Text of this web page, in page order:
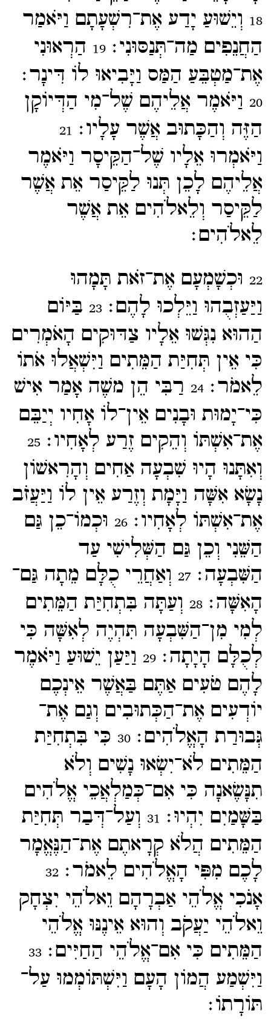
18 וְיֵשׁוּעַ יָדַע אֶת־​רִשְׁעָתָם וַיֹּאמַר
הַחֲנֵפִים מַה־​תְּנַסּוּנִי׃19 הַרְאוּנִי
אֶת־​מַטְבֵּעַ הַמַּס וַיָּבִיאוּ לוֹ דִּינָר׃
20 וַיֹּאמֶר אֲלֵיהֶם שֶׁל־​מִי הַדְּיוֹקָן
הַזֶּה וְהַכָּתוּב אֲשֶׁר עָלָיו׃ 21
וַיֹּאמְרוּ אֵלָיו שֶׁל־​הַקֵּיסָר וַיֹּאמֶר
אֲלֵיהֶם לָכֵן תְּנוּ לַקֵּיסַר אֵת אֲשֶׁר
לַקֵּיסַר וְלֵאלֹהִים אֵת אֲשֶׁר
לֵאלֹהִים׃
22 וּכְשָׁמְעָם אֶת־​זֹאת תָּמָהוּ
וַיַּעַזְבֻהוּ וַיֵּלְכוּ לָהֶם׃23 בַּיּוֹם
הַהוּא נִגְּשׁוּ אֵלָיו צַדּוּקִים הָאֹמְרִים
כִּי אֵין תְּחִיַּת הַמֵּתִים וַיִּשְׁאֲלוּ אֹתוֹ
לֵאמֹר׃24 רַבִּי הֵן משֶׁה אָמַר אִישׁ
כִּי־​יָמוּת וּבָנִים אֵין־​לוֹ אָחִיו יְיַבֵּם
אֶת־​אִשְׁתּוֹ וְהֵקִים זֶרַע לְאָחִיו׃25
וְאִתָּנוּ הָיוּ שִׁבְעָה אַחִים וְהָרִאשׁוֹן
נָשָׂא אִשָּׁה וַיָּמָת וְזֶרַע אֵין לוֹ וַיַּעֲזֹב
אֶת־​אִשְׁתּוֹ לְאָחִיו׃26 וּכְמוֹ־​כֵן גַּם
הַשֵּׁנִי וְכֵן גַּם הַשְּׁלִישִׁי עַד
הַשִּׁבְעָה׃27 וְאַחֲרֵי כֻלָּם מֵתָה גַּם־​
הָאִשָּׁה׃28 וְעַתָּה בִּתְחִיַּת הַמֵּתִים
לְמִי מִן־​הַשִּׁבְעָה תִּהְיֶה לְאִשָּׁה כִּי
לְכֻלָּם הָיָתָה׃29 וַיַּעַן יֵשׁוּעַ וַיֹּאמֶר
לָהֶם טֹעִים אַתֶּם בַּאֲשֶׁר אֵינְכֶם
יוֹדְעִים אֶת־​הַכְּתוּבִים וְגַם אֶת־​
גְּבוּרַת הָאֱלֹהִים׃30 כִּי בִּתְחִיַּת
הַמֵּתִים לֹא־​יִשְׂאוּ נָשִׁים וְלֹא
תִנָּשֶׂאנָה כִּי אִם־​כְּמַלְאֲכֵי אֱלֹהִים
בַּשָּׁמַיִם יִהְיוּ׃ 31 וְעַל־​דְּבַר תְּחִיַּת
הַמֵּתִים הֲלֹא קְרָאתֶם אֶת־​הַנֶּאֱמָר
לָכֶם מִפִּי הָאֱלֹהִים לֵאמֹר׃32
אָנֹכִי אֱלֹהֵי אַבְרָהָם וֵאלֹהֵי יִצְחָק
וֵאלֹהֵי יַעֲקֹב וְהוּא אֵינֶנּוּ אֱלֹהֵי
הַמֵּתִים כִּי אִם־​אֱלֹהֵי הַחַיִּים׃33
וַיִּשְׁמַע הֲמוֹן הָעָם וַיִּשְׁתּוֹמְמוּ עַל־​
תּוֹרָתוֹ׃